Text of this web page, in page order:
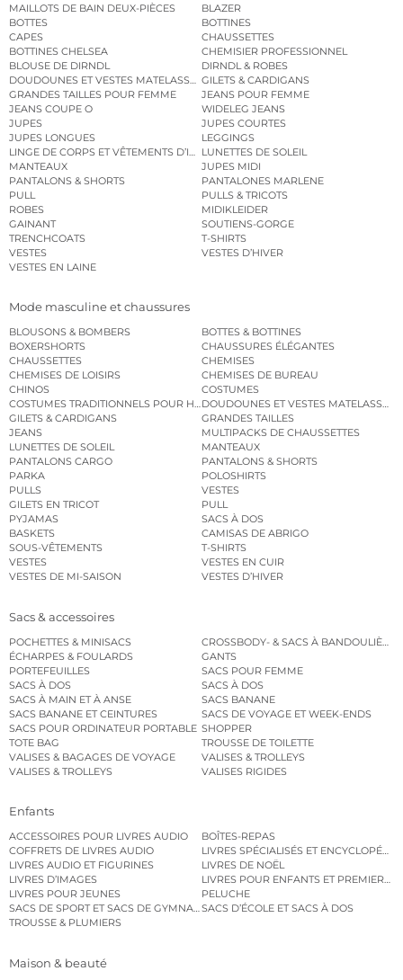
MAILLOTS DE BAIN DEUX-PIÈCES
BLAZER
BOTTES
BOTTINES
CAPES
CHAUSSETTES
BOTTINES CHELSEA
CHEMISIER PROFESSIONNEL
BLOUSE DE DIRNDL
DIRNDL & ROBES
DOUDOUNES ET VESTES MATELASSÉESGILETS & CARDIGANS
GRANDES TAILLES POUR FEMME
JEANS POUR FEMME
JEANS COUPE O
WIDELEG JEANS
JUPES
JUPES COURTES
JUPES LONGUES
LEGGINGS
LINGE DE CORPS ET VÊTEMENTS D’INTÉRIEURLUNETTES DE SOLEIL
MANTEAUX
JUPES MIDI
PANTALONS & SHORTS
PANTALONES MARLENE
PULL
PULLS & TRICOTS
ROBES
MIDIKLEIDER
GAINANT
SOUTIENS-GORGE
TRENCHCOATS
T-SHIRTS
VESTES
VESTES D’HIVER
VESTES EN LAINE
Mode masculine et chaussures
BLOUSONS & BOMBERS
BOTTES & BOTTINES
BOXERSHORTS
CHAUSSURES ÉLÉGANTES
CHAUSSETTES
CHEMISES
CHEMISES DE LOISIRS
CHEMISES DE BUREAU
CHINOS
COSTUMES
COSTUMES TRADITIONNELS POUR HOMMEDOUDOUNES ET VESTES MATELASSÉES
GILETS & CARDIGANS
GRANDES TAILLES
JEANS
MULTIPACKS DE CHAUSSETTES
LUNETTES DE SOLEIL
MANTEAUX
PANTALONS CARGO
PANTALONS & SHORTS
PARKA
POLOSHIRTS
PULLS
VESTES
GILETS EN TRICOT
PULL
PYJAMAS
SACS À DOS
BASKETS
CAMISAS DE ABRIGO
SOUS-VÊTEMENTS
T-SHIRTS
VESTES
VESTES EN CUIR
VESTES DE MI-SAISON
VESTES D’HIVER
Sacs & accessoires
POCHETTES & MINISACS
CROSSBODY- & SACS À BANDOULIÈRE
ÉCHARPES & FOULARDS
GANTS
PORTEFEUILLES
SACS POUR FEMME
SACS À DOS
SACS À DOS
SACS À MAIN ET À ANSE
SACS BANANE
SACS BANANE ET CEINTURES
SACS DE VOYAGE ET WEEK-ENDS
SACS POUR ORDINATEUR PORTABLE SHOPPER
TOTE BAG
TROUSSE DE TOILETTE
VALISES & BAGAGES DE VOYAGE
VALISES & TROLLEYS
VALISES & TROLLEYS
VALISES RIGIDES
Enfants
ACCESSOIRES POUR LIVRES AUDIO
BOÎTES-REPAS
COFFRETS DE LIVRES AUDIO
LIVRES SPÉCIALISÉS ET
LIVRES AUDIO ET FIGURINES
LIVRES DE NOËL
LIVRES D’IMAGES
LIVRES POUR ENFANTS ET PREMIERS
LIVRES POUR JEUNES
PELUCHE
SACS DE SPORT ET SACS DE GYMNASTIQUESACS D’ÉCOLE ET SACS À DOS
TROUSSE & PLUMIERS
Maison & beauté